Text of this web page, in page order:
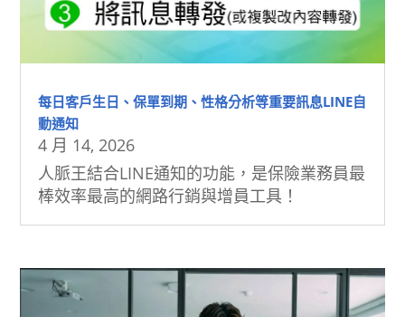
每日客戶生日、保單到期、性格分析等重要訊息LINE自
動通知
4 月 14, 2026
人脈王結合LINE通知的功能，是保險業務員最
棒效率最高的網路行銷與增員工具！